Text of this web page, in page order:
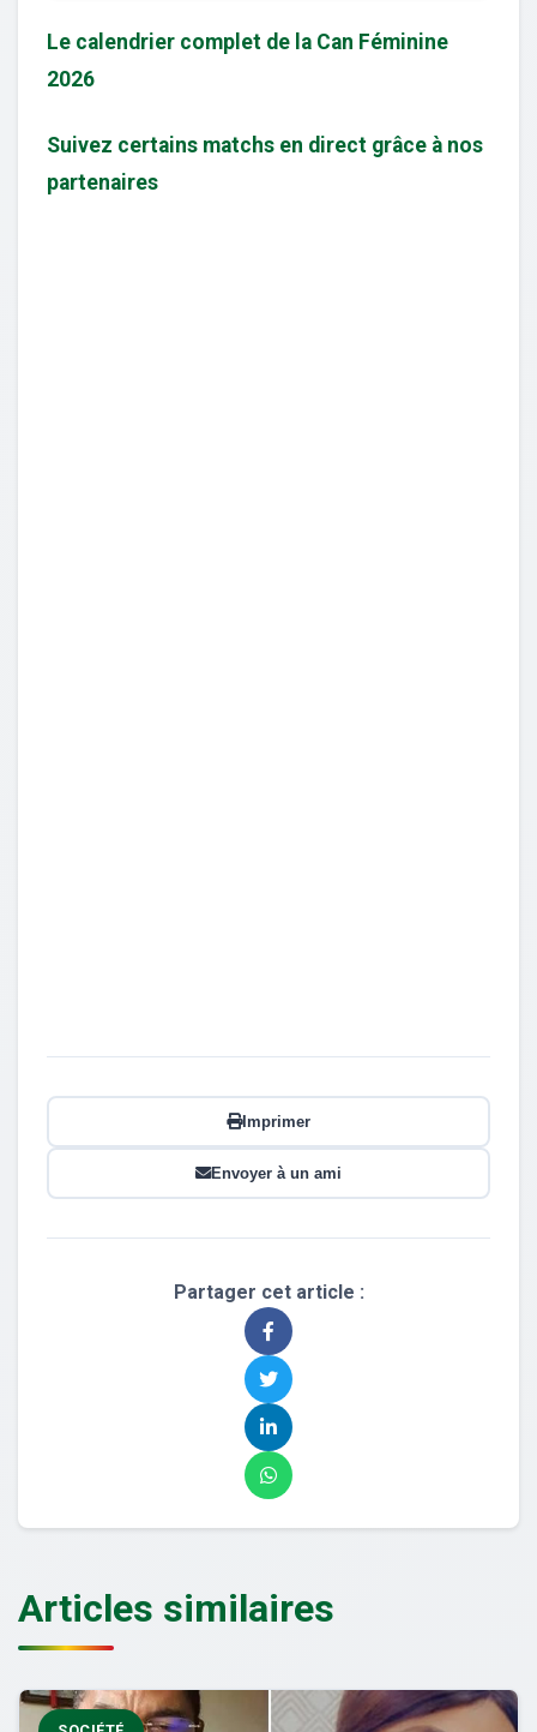
Le calendrier complet de la Can Féminine
2026
Suivez certains matchs en direct grâce à nos
partenaires
Imprimer
Envoyer à un ami
Partager cet article :
Articles similaires